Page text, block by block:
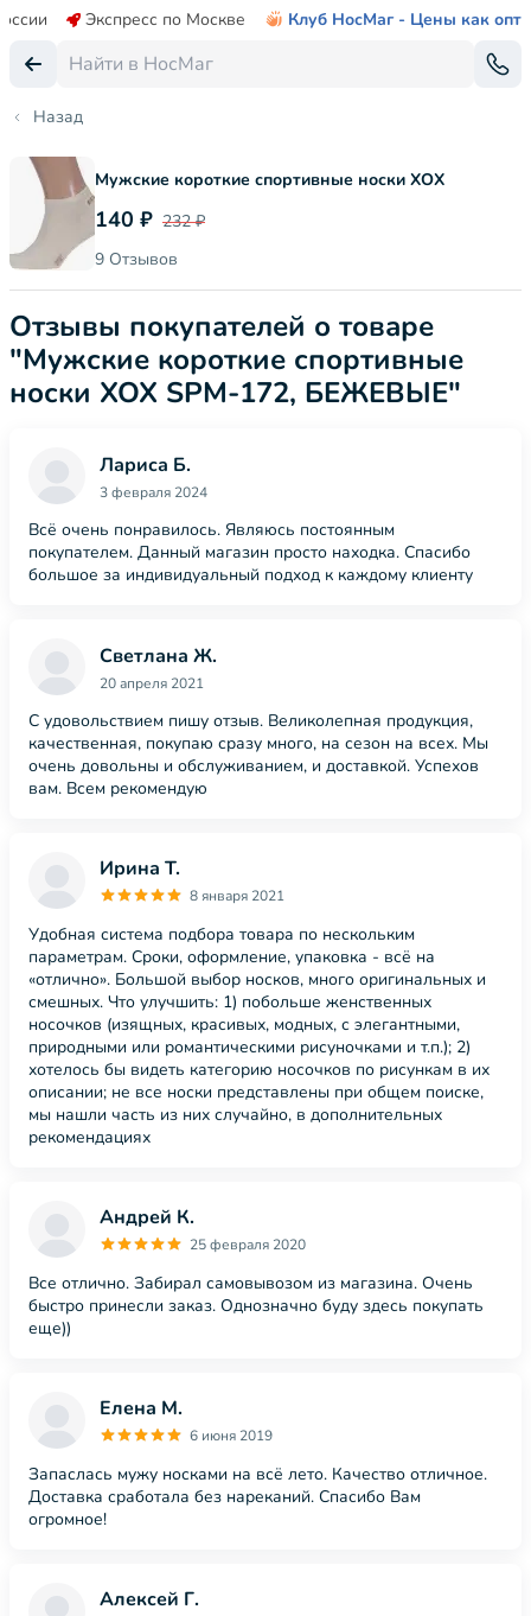
Экспресс по Москве Клуб НосМаг - Цены как опт
Назад
Мужские короткие спортивные носки ХОХ
140 ₽ 232 ₽
9 Отзывов
Отзывы покупателей о товаре
"Мужские короткие спортивные
носки ХОХ SPM-172, БЕЖЕВЫЕ"
Лариса Б.
3 февраля 2024
Всё очень понравилось. Являюсь постоянным
покупателем. Данный магазин просто находка. Спасибо
большое за индивидуальный подход к каждому клиенту
Светлана Ж.
20 апреля 2021
С удовольствием пишу отзыв. Великолепная продукция,
качественная, покупаю сразу много, на сезон на всех. Мы
очень довольны и обслуживанием, и доставкой. Успехов
вам. Всем рекомендую
Ирина Т.
8 января 2021
Удобная система подбора товара по нескольким
параметрам. Сроки, оформление, упаковка - всё на
«отлично». Большой выбор носков, много оригинальных и
смешных. Что улучшить: 1) побольше женственных
носочков (изящных, красивых, модных, с элегантными,
природными или романтическими рисуночками и т.п.); 2)
хотелось бы видеть категорию носочков по рисункам в их
описании; не все носки представлены при общем поиске,
мы нашли часть из них случайно, в дополнительных
рекомендациях
Андрей К.
25 февраля 2020
Все отлично. Забирал самовывозом из магазина. Очень
быстро принесли заказ. Однозначно буду здесь покупать
еще))
Елена М.
6 июня 2019
Запаслась мужу носками на всё лето. Качество отличное.
Доставка сработала без нареканий. Спасибо Вам
огромное!
Алексей Г.